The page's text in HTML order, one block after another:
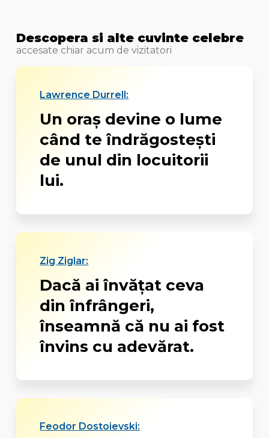
Descopera si alte cuvinte celebre
accesate chiar acum de vizitatori
Lawrence Durrell:
Un oraș devine o lume
când te îndrăgostești
de unul din locuitorii
lui.
Zig Ziglar:
Dacă ai învățat ceva
din înfrângeri,
înseamnă că nu ai fost
învins cu adevărat.
Feodor Dostoievski: